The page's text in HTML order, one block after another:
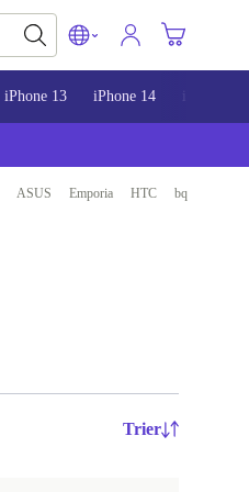
iPhone 13 iPhone 14 iPhone 15
ASUS Emporia HTC bq
Trier